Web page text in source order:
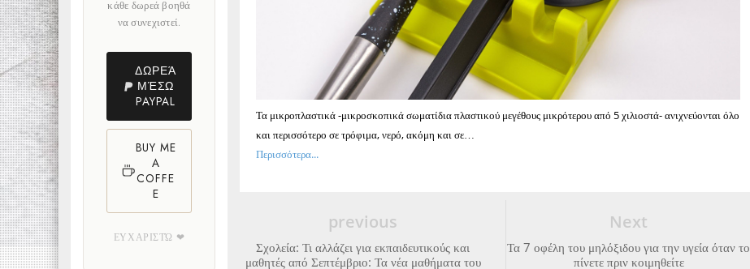
κάθε δωρεά βοηθά
να συνεχιστεί.
ΔΩΡΕΆ
ΜΈΣΩ
PAYPAL
BUY ME
A
COFFE
E
ΕΥΧΑΡΙΣΤΏ ❤
Τα μικροπλαστικά -μικροσκοπικά σωματίδια πλαστικού μεγέθους μικρότερου από 5 χιλιοστά- ανιχνεύονται όλο
και περισσότερο σε τρόφιμα, νερό, ακόμη και σε…
Περισσότερα...
Next
Τα 7 οφέλη του μηλόξιδου για την υγεία όταν το
πίνετε πριν κοιμηθείτε
previous
Σχολεία: Τι αλλάζει για εκπαιδευτικούς και
μαθητές από Σεπτέμβριο: Τα νέα μαθήματα του